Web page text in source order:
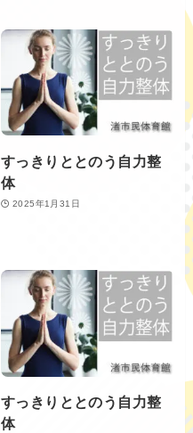
すっきりととのう自力整
体
2025年1月31日
すっきりととのう自力整
体